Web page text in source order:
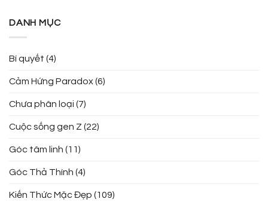
DANH MỤC
Bí quyết (4)
Cảm Hứng Paradox(6)
Chưa phân loại (7)
Cuộc sống gen Z (22)
Góc tâm linh (11)
Góc Thả Thính (4)
Kiến Thức Mặc Đẹp (109)